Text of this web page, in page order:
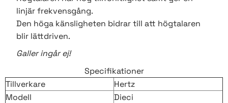
linjär frekvensgång.
Den höga känsligheten bidrar till att högtalaren
blir lättdriven.
Galler ingår ej!
Specifikationer
Tillverkare
Hertz
Modell
Dieci